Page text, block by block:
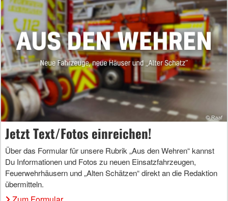
Jetzt Text/Fotos einreichen!
Über das Formular für unsere Rubrik „Aus den Wehren“ kannst
Du Informationen und Fotos zu neuen Einsatzfahrzeugen,
Feuerwehrhäusern und „Alten Schätzen“ direkt an die Redaktion
übermitteln.